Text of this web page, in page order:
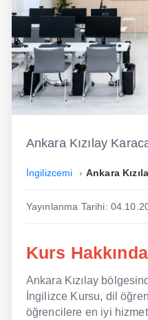
5 Günde İngilizce
Bilinçaltı İngilizce
İngilizce Biyografiler
İngilizce
Dil Eğitimi
En Ucuz İngilizce
En Uygun İngilizce
Hipnozla İngilizce
Ankara Kızılay
İngilizcemi Ankara
Yayınlanma Tarihi:
Kurs Hakkında
Ankara Kızılay
İngilizce Kursu, dil
öğrencilere en iyi